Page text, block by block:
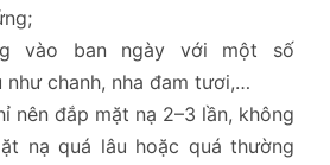
vào ban ngày với một số
như chanh, nha đam tươi,…
nên đắp mặt nạ 2–3 lần, không
nạ quá lâu hoặc quá thường